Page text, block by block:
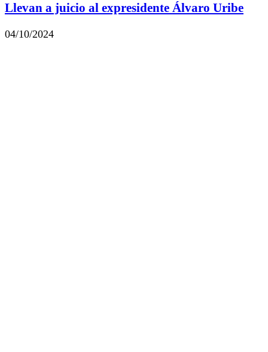
Llevan a juicio al expresidente Álvaro Uribe
04/10/2024